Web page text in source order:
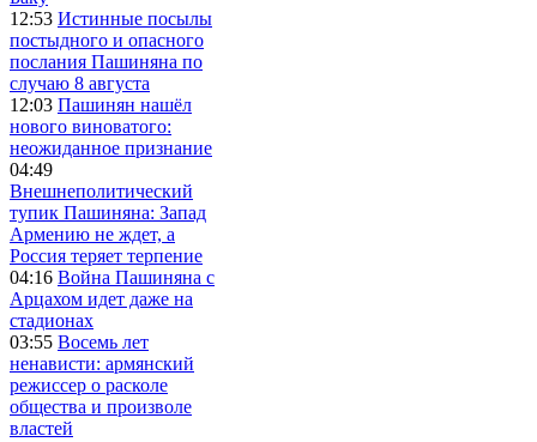
12:53 Истинные посылы
постыдного и опасного
послания Пашиняна по
случаю 8 августа
12:03 Пашинян нашёл
нового виноватого:
неожиданное признание
04:49
Внешнеполитический
тупик Пашиняна: Запад
Армению не ждет, а
Россия теряет терпение
04:16 Война Пашиняна с
Арцахом идет даже на
стадионах
03:55 Восемь лет
ненависти: армянский
режиссер о расколе
общества и произволе
властей